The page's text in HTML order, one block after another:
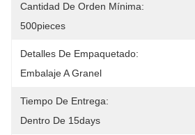
Cantidad De Orden Mínima:
500pieces
Detalles De Empaquetado:
Embalaje A Granel
Tiempo De Entrega:
Dentro De 15days